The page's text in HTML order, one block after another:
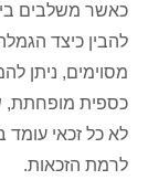
כאשר משלבים
להבין כיצד
מסוימים, ניתן
כספית מופחתת,
לא כל זכאי
לרמת הזכאות.